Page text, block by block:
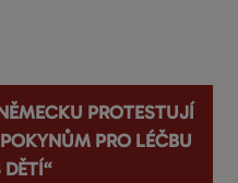
protestují
pro léčbu